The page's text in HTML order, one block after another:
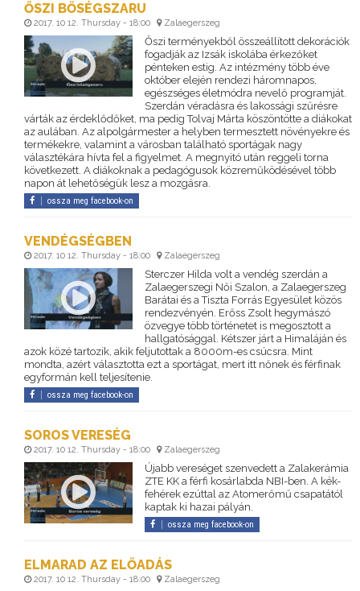
ŐSZI BŐSÉGSZARU
2017. 10 12. Thursday - 18:00 Zalaegerszeg
Őszi terményekből összeállított dekorációk
fogadják az Izsák iskolába érkezőket
pénteken estig. Az intézmény több éve
október elején rendezi háromnapos,
egészséges életmódra nevelő programját.
Szerdán véradásra és lakossági szűrésre
várták az érdeklődőket, ma pedig Tolvaj Márta köszöntötte a diákokat
az aulában. Az alpolgármester a helyben termesztett növényekre és
termékekre, valamint a városban található sportágak nagy
választékára hívta fel a figyelmet. A megnyitó után reggeli torna
következett. A diákoknak a pedagógusok közreműködésével több
napon át lehetőségük lesz a mozgásra.
ossza meg facebook-on
VENDÉGSÉGBEN
2017. 10 12. Thursday - 18:00 Zalaegerszeg
Sterczer Hilda volt a vendég szerdán a
Zalaegerszegi Női Szalon, a Zalaegerszeg
Barátai és a Tiszta Forrás Egyesület közös
rendezvényén. Erőss Zsolt hegymászó
özvegye több történetet is megosztott a
hallgatósággal. Kétszer járt a Himaláján és
azok közé tartozik, akik feljutottak a 8000m-es csúcsra. Mint
mondta, azért választotta ezt a sportágat, mert itt nőnek és férfinak
egyformán kell teljesítenie.
ossza meg facebook-on
SOROS VERESÉG
2017. 10 12. Thursday - 18:00 Zalaegerszeg
Újabb vereséget szenvedett a Zalakerámia
ZTE KK a férfi kosárlabda NBI-ben. A kék-
fehérek ezúttal az Atomerőmű csapatától
kaptak ki hazai pályán.
ossza meg facebook-on
ELMARAD AZ ELŐADÁS
2017. 10 12. Thursday - 18:00 Zalaegerszeg